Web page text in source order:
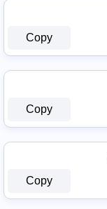
Copy
Copy
Copy